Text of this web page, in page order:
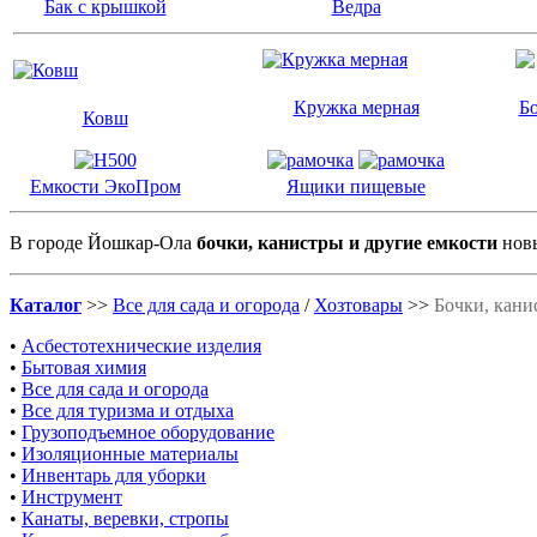
Бак с крышкой Ведра
Ковш
Кружка мерная
Емкости ЭкоПром Ящики пищевые
В городе Йошкар-Ола бочки, канистры и другие емкости
Каталог >> Все для сада и огорода / Хозтовары >> Бочки,
• Асбестотехнические изделия
• Бытовая химия
• Все для сада и огорода
• Все для туризма и отдыха
• Грузоподъемное оборудование
• Изоляционные материалы
• Инвентарь для уборки
• Инструмент
• Канаты, веревки, стропы